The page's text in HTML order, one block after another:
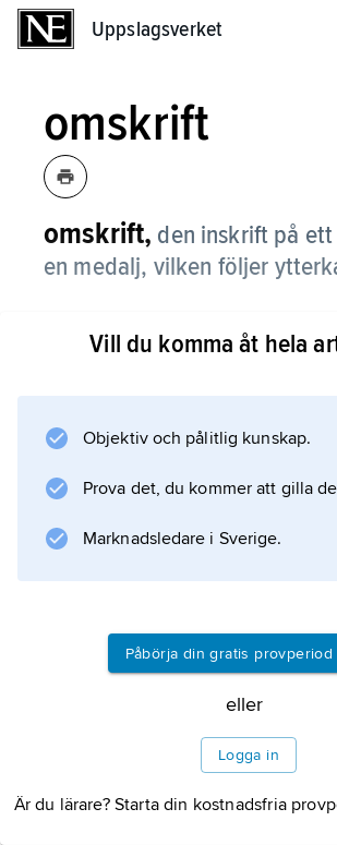
Uppslagsverket
omskrift
omskrift, den inskrift på
en medalj, vilken följer
Vill du komma åt hela
Objektiv och pålitlig kunskap.
Prova det, du kommer att gilla
Marknadsledare i Sverige.
Påbörja din gratis provperiod
eller
Logga in
Är du lärare? Starta din kostnadsfria